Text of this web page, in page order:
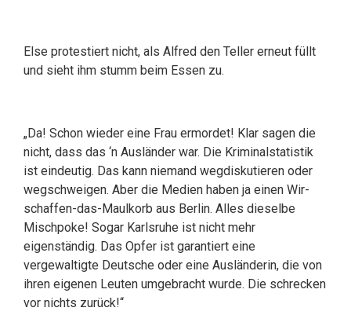
Else protestiert nicht, als Alfred den Teller erneut füllt
und sieht ihm stumm beim Essen zu.
„Da! Schon wieder eine Frau ermordet! Klar sagen die
nicht, dass das ‘n Ausländer war. Die Kriminalstatistik
ist eindeutig. Das kann niemand wegdiskutieren oder
wegschweigen. Aber die Medien haben ja einen Wir-
schaffen-das-Maulkorb aus Berlin. Alles dieselbe
Mischpoke! Sogar Karlsruhe ist nicht mehr
eigenständig. Das Opfer ist garantiert eine
vergewaltigte Deutsche oder eine Ausländerin, die von
ihren eigenen Leuten umgebracht wurde. Die schrecken
vor nichts zurück!“